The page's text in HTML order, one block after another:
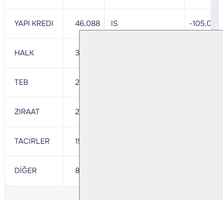
YAPI KREDI 46,088 IS -105,096
HALK 31,203
TEB 24,756
ZIRAAT 20,056
TACIRLER 19,643
DİĞER 87,135